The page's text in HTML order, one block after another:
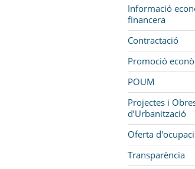
Informació
financera
Contractació
Promoció
POUM
Projectes i
d’Urbanització
Oferta
Transparència